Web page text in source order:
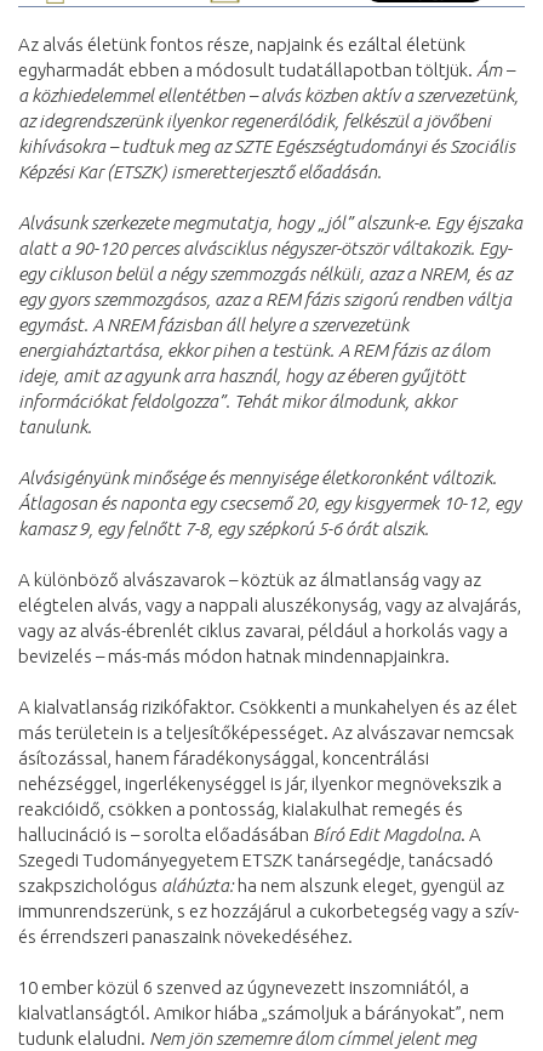
Az alvás életünk fontos része, napjaink és ezáltal életünk
egyharmadát ebben a módosult tudatállapotban töltjük. Ám –
a közhiedelemmel ellentétben – alvás közben aktív a szervezetünk,
az idegrendszerünk ilyenkor regenerálódik, felkészül a jövőbeni
kihívásokra – tudtuk meg az SZTE Egészségtudományi és Szociális
Képzési Kar (ETSZK) ismeretterjesztő előadásán.
Alvásunk szerkezete megmutatja, hogy „jól” alszunk-e. Egy éjszaka
alatt a 90-120 perces alvásciklus négyszer-ötször váltakozik. Egy-
egy cikluson belül a négy szemmozgás nélküli, azaz a NREM, és az
egy gyors szemmozgásos, azaz a REM fázis szigorú rendben váltja
egymást. A NREM fázisban áll helyre a szervezetünk
energiaháztartása, ekkor pihen a testünk. A REM fázis az álom
ideje, amit az agyunk arra használ, hogy az éberen gyűjtött
információkat feldolgozza”. Tehát mikor álmodunk, akkor
tanulunk.
Alvásigényünk minősége és mennyisége életkoronként változik.
Átlagosan és naponta egy csecsemő 20, egy kisgyermek 10-12, egy
kamasz 9, egy felnőtt 7-8, egy szépkorú 5-6 órát alszik.
A különböző alvászavarok – köztük az álmatlanság vagy az
elégtelen alvás, vagy a nappali aluszékonyság, vagy az alvajárás,
vagy az alvás-ébrenlét ciklus zavarai, például a horkolás vagy a
bevizelés – más-más módon hatnak mindennapjainkra.
A kialvatlanság rizikófaktor. Csökkenti a munkahelyen és az élet
más területein is a teljesítőképességet. Az alvászavar nemcsak
ásítozással, hanem fáradékonysággal, koncentrálási
nehézséggel, ingerlékenységgel is jár, ilyenkor megnövekszik a
reakcióidő, csökken a pontosság, kialakulhat remegés és
hallucináció is – sorolta előadásában Bíró Edit Magdolna. A
Szegedi Tudományegyetem ETSZK tanársegédje, tanácsadó
szakpszichológus aláhúzta:ha nem alszunk eleget, gyengül az
immunrendszerünk, s ez hozzájárul a cukorbetegség vagy a szív-
és érrendszeri panaszaink növekedéséhez.
10 ember közül 6 szenved az úgynevezett inszomniától, a
kialvatlanságtól. Amikor hiába „számoljuk a bárányokat”, nem
tudunk elaludni. Nem jön szememre álom címmel jelent meg